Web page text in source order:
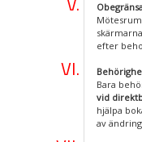
efter
Bara
vid
hjälpa
av ändring